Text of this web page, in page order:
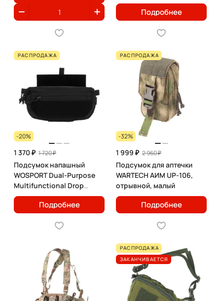
Подробнее
РАСПРОДАЖА
-20%
1 370 ₽ 1 720 ₽
Подсумок напашный
WOSPORT Dual-Purpose
Multifunctional Drop
Pouch
Подробнее
РАСПРОДАЖА
-32%
1 999 ₽ 2 960 ₽
Подсумок для аптечки
WARTECH АИМ UP-106,
отрывной, малый
Подробнее
РАСПРОДАЖА
ЗАКАНЧИВАЕТСЯ